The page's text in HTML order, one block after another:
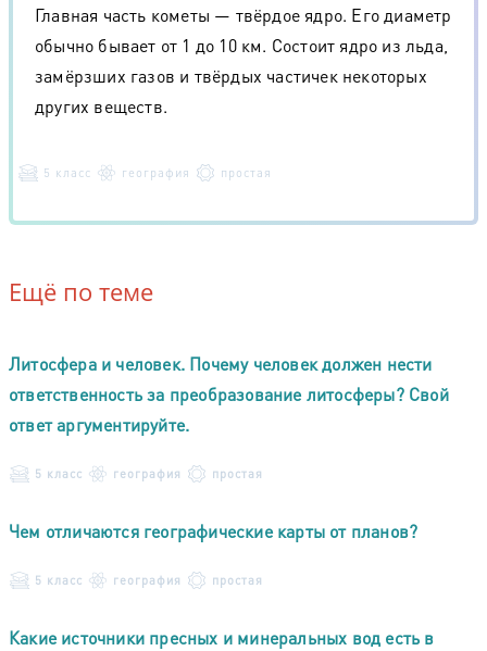
Главная часть кометы — твёрдое ядро. Его диаметр
обычно бывает от 1 до 10 км. Состоит ядро из льда,
замёрзших газов и твёрдых частичек некоторых
других веществ.
5 класс география простая
Ещё по теме
Литосфера и человек. Почему человек должен нести
ответственность за преобразование литосферы? Свой
ответ аргументируйте.
5 класс география простая
Чем отличаются географические карты от планов?
5 класс география простая
Какие источники пресных и минеральных вод есть в